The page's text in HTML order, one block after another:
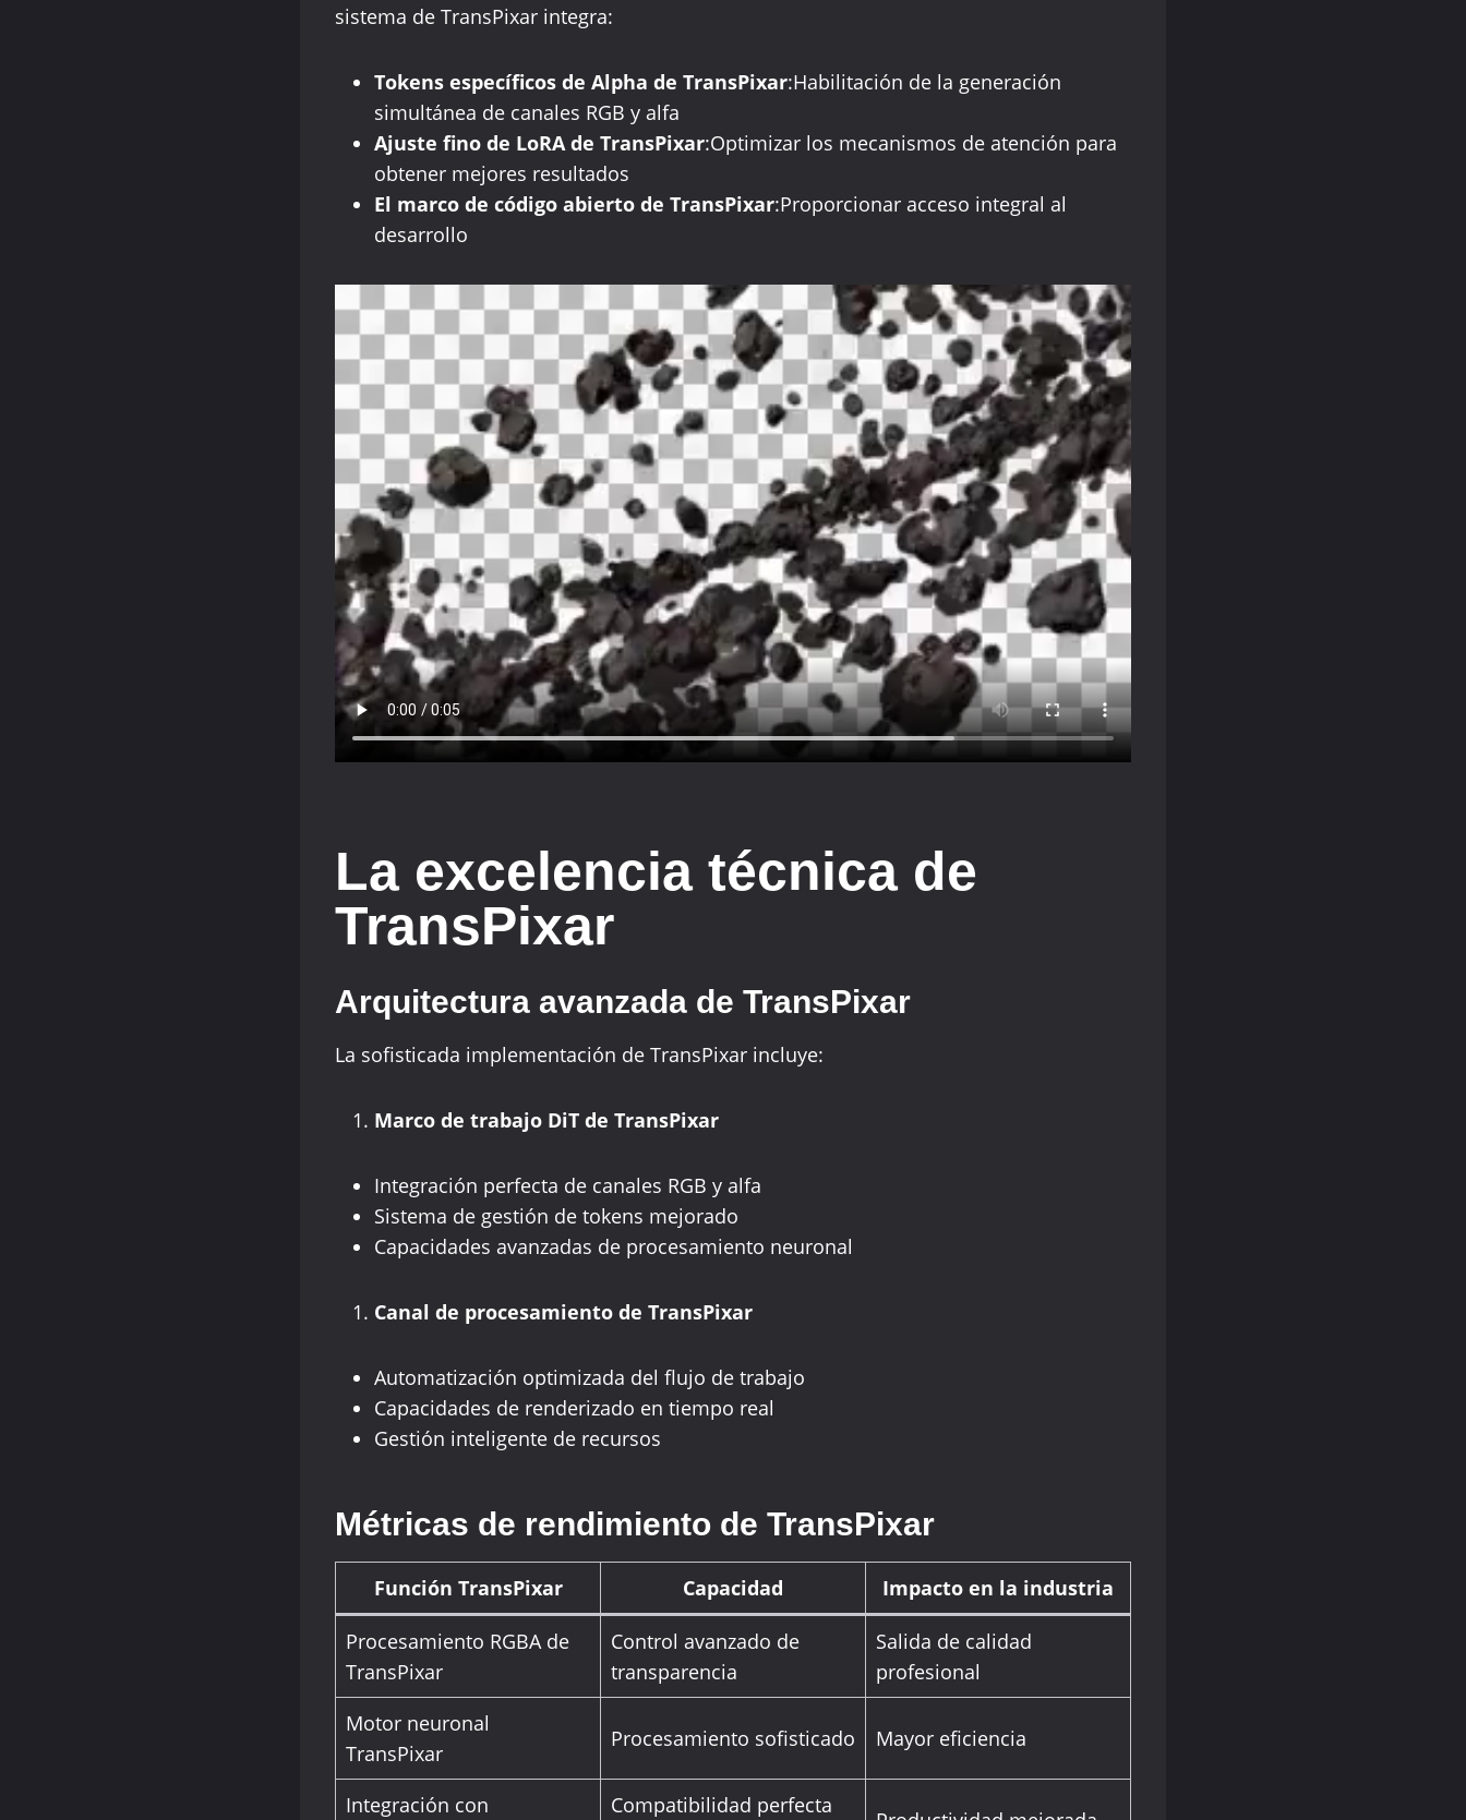
sistema de TransPixar integra:
Tokens específicos de Alpha de TransPixar:Habilitación de la generación
simultánea de canales RGB y alfa
Ajuste fino de LoRA de TransPixar:Optimizar los mecanismos de atención para
obtener mejores resultados
El marco de código abierto de TransPixar:Proporcionar acceso integral al
desarrollo
La excelencia técnica de
TransPixar
Arquitectura avanzada de TransPixar
La sofisticada implementación de TransPixar incluye:
Marco de trabajo DiT de TransPixar
Integración perfecta de canales RGB y alfa
Sistema de gestión de tokens mejorado
Capacidades avanzadas de procesamiento neuronal
Canal de procesamiento de TransPixar
Automatización optimizada del flujo de trabajo
Capacidades de renderizado en tiempo real
Gestión inteligente de recursos
Métricas de rendimiento de TransPixar
Función TransPixar Capacidad Impacto en la industria
Procesamiento RGBA de
TransPixar
Control avanzado de
transparencia
Salida de calidad
profesional
Motor neuronal
TransPixar
Procesamiento sofisticado Mayor eficiencia
Integración con Compatibilidad perfecta